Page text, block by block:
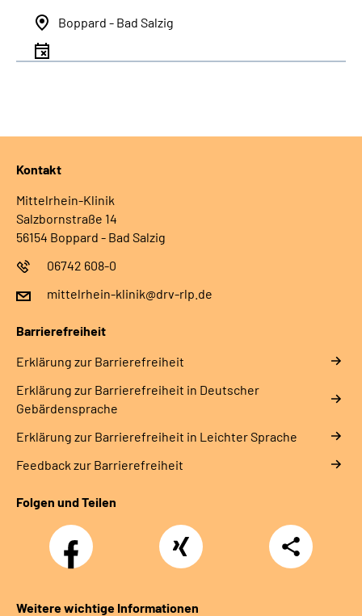
Boppard - Bad Salzig
Kontakt
Mittelrhein-Klinik
Salzbornstraße 14
56154 Boppard - Bad Salzig
06742 608-0
mittelrhein-klinik@drv-rlp.de
Barrierefreiheit
Erklärung zur Barrierefreiheit
Erklärung zur Barrierefreiheit in Deutscher
Gebärdensprache
Erklärung zur Barrierefreiheit in Leichter Sprache
Feedback zur Barrierefreiheit
Folgen und Teilen
Facebook Xing
Teilen
Weitere wichtige Informationen